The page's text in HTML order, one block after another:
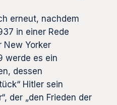
erneut, nachdem
in einer Rede
New Yorker
werde es ein
dessen
Hitler sein
der „den Frieden der